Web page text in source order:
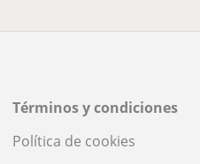
Términos y condiciones
Política de cookies